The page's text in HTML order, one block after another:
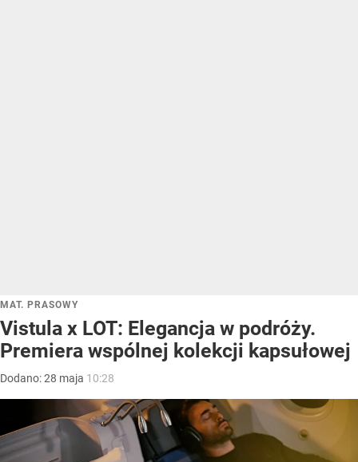
MAT. PRASOWY
Vistula x LOT: Elegancja w podróży.
Premiera wspólnej kolekcji kapsułowej
Dodano:28 maja 10:28